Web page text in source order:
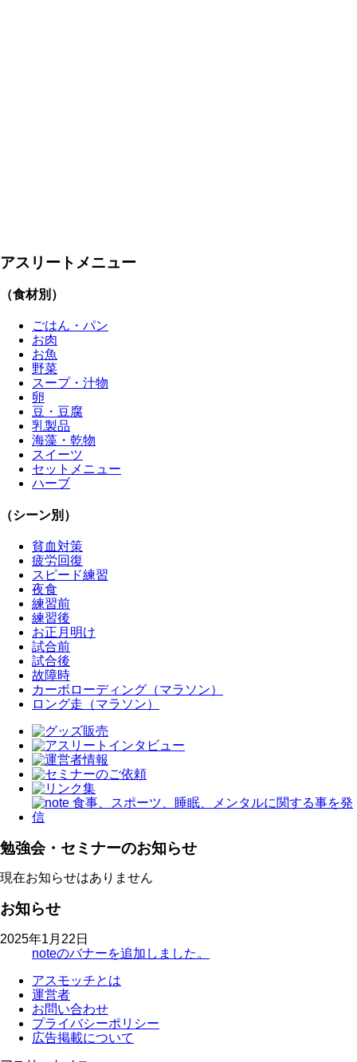
アスリートメニュー
（食材別）
ごはん・パン
お肉
お魚
野菜
スープ・汁物
卵
豆・豆腐
乳製品
海藻・乾物
スイーツ
セットメニュー
ハーブ
（シーン別）
貧血対策
疲労回復
スピード練習
夜食
練習前
練習後
お正月明け
試合前
試合後
故障時
カーボローディング（マラソン）
ロング走（マラソン）
勉強会・セミナーのお知らせ
現在お知らせはありません
お知らせ
2025年1月22日
noteのバナーを追加しました。
アスモッチとは
運営者
お問い合わせ
プライバシーポリシー
広告掲載について